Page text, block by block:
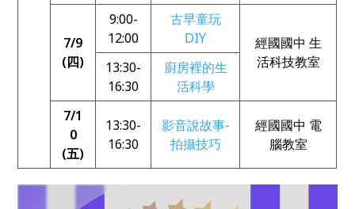
7/9
(四)
9:00-
12:00
古早童玩
DIY
經國國中 生
活科技教室
13:30-
16:30
廚房裡的生
活科學
7/1
0
(五)
13:30-
16:30
影音說故事-
拍攝技巧
經國國中 電
腦教室